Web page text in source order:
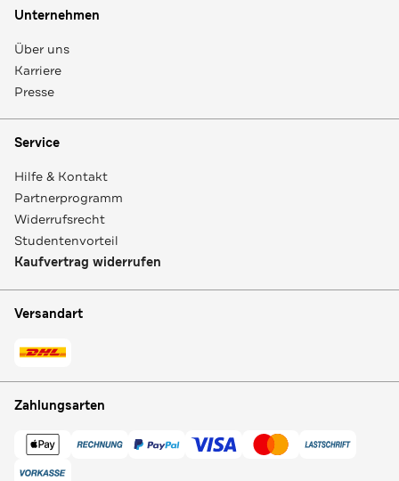
Unternehmen
Über uns
Karriere
Presse
Service
Hilfe & Kontakt
Partnerprogramm
Widerrufsrecht
Studentenvorteil
Kaufvertrag widerrufen
Versandart
Zahlungsarten